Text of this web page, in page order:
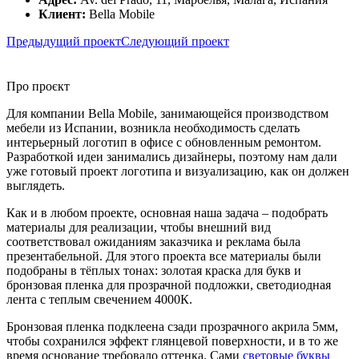
Клиент: Bella Mobile
Предыдущий проектСледующий проект
Про проєкт
Для компании Bella Mobile, занимающейся производством
мебели из Испании, возникла необходимость сделать
интерьерный логотип в офисе с обновленным ремонтом.
Разработкой идеи занимались дизайнеры, поэтому нам дали
уже готовый проект логотипа и визуализацию, как он должен
выглядеть.
Как и в любом проекте, основная наша задача – подобрать
материалы для реализации, чтобы внешний вид
соответствовал ожиданиям заказчика и реклама была
презентабельной. Для этого проекта все материалы были
подобраны в тёплых тонах: золотая краска для букв и
бронзовая пленка для прозрачной подложки, светодиодная
лента с теплым свечением 4000К.
Бронзовая пленка подклеена сзади прозрачного акрила 5мм,
чтобы сохранился эффект глянцевой поверхности, и в то же
время основание требовало оттенка. Сами световые буквы